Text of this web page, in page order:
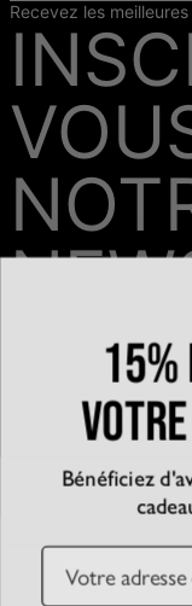
Recevez les
QUI SOMMES-
Blog
D’accessibilité
Témoignages
Suivre votre
SERVICE CLIENT
Bénéficiez
Email